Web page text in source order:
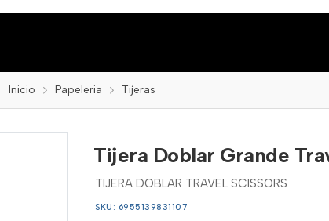
Inicio Papeleria Tijeras
Tijera Doblar Grande
TIJERA DOBLAR TRAVEL SCISSORS
SKU: 6955139831107